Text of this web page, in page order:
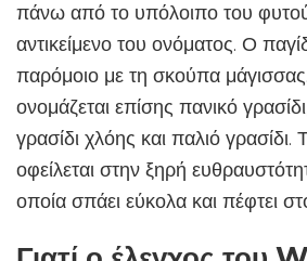
πάνω από το υπόλοιπο του φυτού
αντικείμενο του ονόματος. Ο
παρόμοιο με τη σκούπα
ονομάζεται επίσης πανικό
γρασίδι χλόης και παλιό γρασίδι.
οφείλεται στην ξηρή
οποία σπάει εύκολα και πέφτει